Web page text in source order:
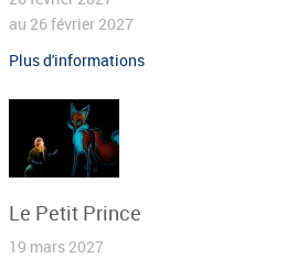
au 26 février 2027
Plus d'informations
Le Petit Prince
19 mars 2027